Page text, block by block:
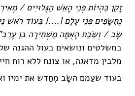
זָקֵן בִּהְיוֹת פְּנֵי הָאֵשׁ הַגְּלוּיִים /
נֶחְשָׂפִים פְּנֵי עֶלֶם [….] בְּעוֹד רֹאשׁ
שָׂב / וְשֵׂבַת הָאֻמָּה מַשְׁחִירָה בִּן
במשלטים ונושאים בעול ההגנה
מלבין מדאגה, או צונח ללא רוח
בעוד שעַמם השָׂב מְחַדש את ימיו